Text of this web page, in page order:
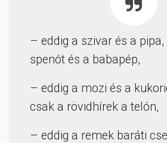
– eddig a szivar és a
spenót és a babapép,
– eddig a mozi és a
csak a rövidhírek a telón,
– eddig a remek baráti